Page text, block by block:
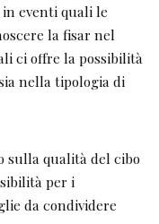
in eventi quali le
la fisar nel
ci offre la possibilità
nella tipologia di
sulla qualità del cibo
per i
da condividere